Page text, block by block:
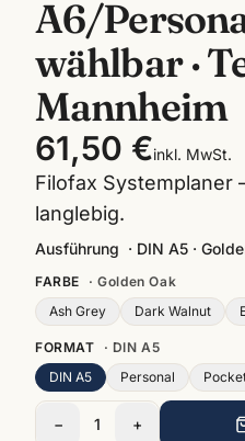
A6/
wählbar ·
Mannheim
61,50 €inkl. MwSt.
Filofax
langlebig.
Ausführung · DIN A5 ·
FARBE
·Golden Oak
Ash Grey
Dark Walnut
FORMAT · DIN A5
DIN A5
Personal
− 1 +